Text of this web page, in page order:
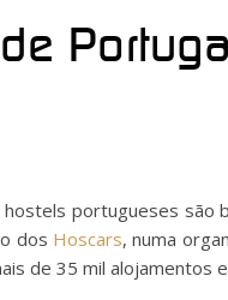
portugueses são
dos Hoscars, numa
de 35 mil alojamentos